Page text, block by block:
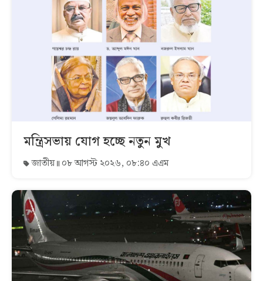
মন্ত্রিসভায় যোগ হচ্ছে নতুন মুখ
জাতীয় ০৮ আগস্ট ২০২৬, ০৮:৪০ এএম